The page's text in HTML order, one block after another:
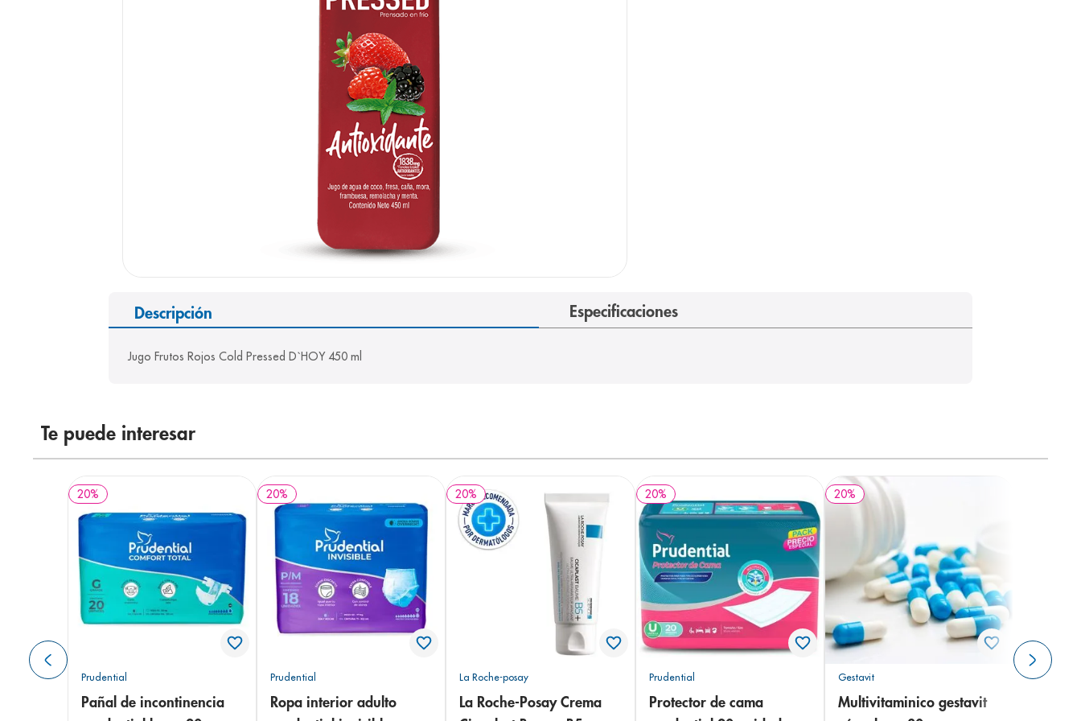
Descripción Especificaciones
Jugo Frutos Rojos Cold Pressed D`HOY 450 ml
Te puede interesar
20%
Prudential
Pañal de incontinencia
20%
Prudential
Ropa interior adulto
20%
La Roche-posay
La Roche-Posay Crema
20%
Prudential
Protector de cama
20%
Gestavit
Multivitaminico gestavit
pediasure